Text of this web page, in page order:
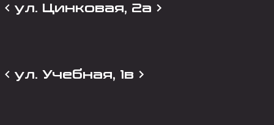
ул. Цинковая, 2а
ул. Учебная, 1в